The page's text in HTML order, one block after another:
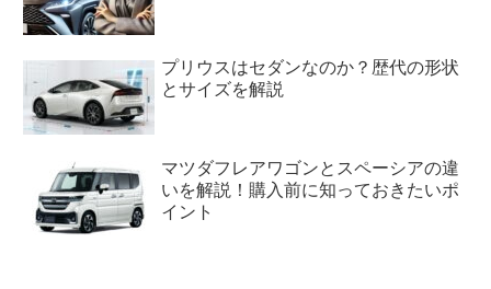
プリウスはセダンなのか？歴代の形状
とサイズを解説
マツダフレアワゴンとスペーシアの違
いを解説！購入前に知っておきたいポ
イント